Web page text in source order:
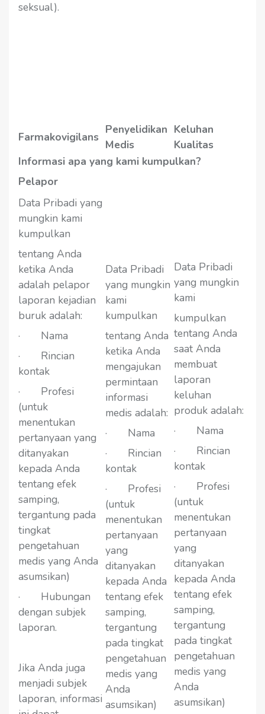
seksual).
Farmakovigilans
Penyelidikan
Medis
Keluhan
Kualitas
Informasi apa yang kami kumpulkan?
Pelapor
Data Pribadi yang
mungkin kami
kumpulkan
tentang Anda
ketika Anda
adalah pelapor
laporan kejadian
buruk adalah:
· Nama
· Rincian
kontak
· Profesi
(untuk
menentukan
pertanyaan yang
ditanyakan
kepada Anda
tentang efek
samping,
tergantung pada
tingkat
pengetahuan
medis yang Anda
asumsikan)
· Hubungan
dengan subjek
laporan.
Jika Anda juga
menjadi subjek
laporan, informasi
Data Pribadi
yang mungkin
kami
kumpulkan
tentang Anda
ketika Anda
mengajukan
permintaan
informasi
medis adalah:
· Nama
· Rincian
kontak
· Profesi
(untuk
menentukan
pertanyaan
yang
ditanyakan
kepada Anda
tentang efek
samping,
tergantung
pada tingkat
pengetahuan
medis yang
Anda
asumsikan)
Data Pribadi
yang mungkin
kami
kumpulkan
tentang Anda
saat Anda
membuat
laporan
keluhan
produk adalah:
· Nama
· Rincian
kontak
· Profesi
(untuk
menentukan
pertanyaan
yang
ditanyakan
kepada Anda
tentang efek
samping,
tergantung
pada tingkat
pengetahuan
medis yang
Anda
asumsikan)